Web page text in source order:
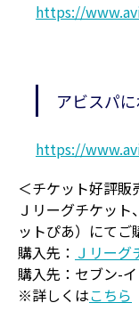
https://
アビスパ
https://
＜チケット好評販
Ｊリーグチケッ
ットぴあ）にてご
購入先： Ｊリーグ
購入先：セブン-
※詳しくはこちら